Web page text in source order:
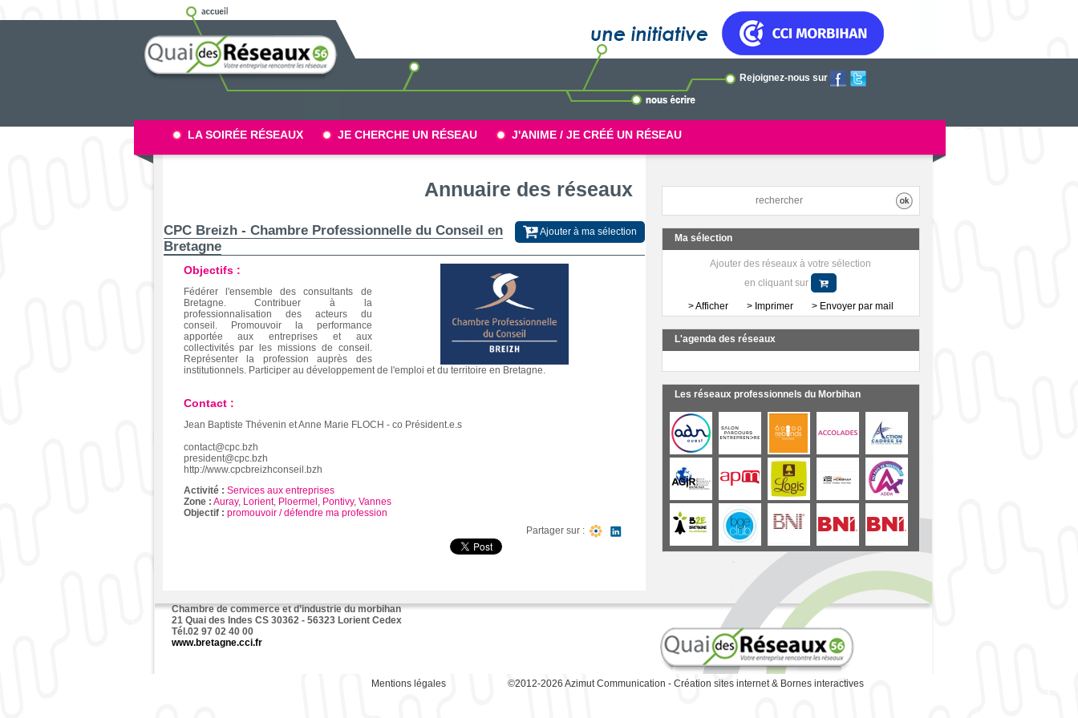
LA SOIRÉE RÉSEAUX JE CHERCHE UN RÉSEAU J'ANIME / JE CRÉÉ UN RÉSEAU
Ma sélection
Ajouter des réseaux à votre sélection
en cliquant sur
> Afficher > Imprimer > Envoyer par mail
L'agenda des réseaux
Les réseaux professionnels du Morbihan
Annuaire des réseaux
Ajouter à ma sélection
CPC Breizh - Chambre Professionnelle du Conseil en
Bretagne
Objectifs :
Fédérer l'ensemble des consultants de
Bretagne. Contribuer à la
professionnalisation des acteurs du
conseil. Promouvoir la performance
apportée aux entreprises et aux
collectivités par les missions de conseil.
Représenter la profession auprès des
institutionnels. Participer au développement de l'emploi et du territoire en Bretagne.
Contact :
Jean Baptiste Thévenin et Anne Marie FLOCH - co Président.e.s
contact@cpc.bzh
president@cpc.bzh
http://www.cpcbreizhconseil.bzh
Activité : Services aux entreprises
Zone : Auray, Lorient, Ploermel , Pontivy, Vannes
Objectif : promouvoir / défendre ma profession
Partager sur :
Rejoignez-nous sur
Chambre de commerce et d’industrie du morbihan
21 Quai des Indes CS 30362 - 56323 Lorient Cedex
Tél.02 97 02 40 00
www.bretagne.cci.fr
Mentions légales ©2012-2026 Azimut Communication - Création sites internet& Bornes interactives